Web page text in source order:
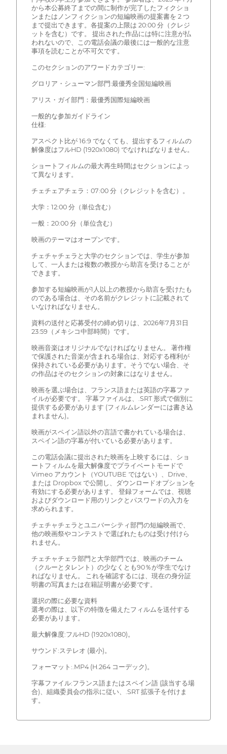
から本公募終了までの間に制作が完了したフィクショ
ンまたはノンフィクションの短編映画の提案書を 2 つ
まで提出できます。各提案の上限は 20:00 分（クレジ
ットを含む）です。 提出された作品には特に注意が払
われないので、この電話会議の最後には一般的な注意
事項を読むことが不可欠です。
このセクションのアワードカテゴリー:
グロリア・シューマン部門:最優秀全国短編映画
アリス・ガイ部門：最優秀国際短編映画
一般的な参加ガイドライン
仕様:
アスペクト比が 16:9 でなくても、提出するフィルムの
解像度はフルHD (1920x1080) でなければなりません。
ショートフィルムの最大再生時間はセクションによっ
て異なります。
チェチェアチェラ：07:00 分（クレジットを含む）。
大学：12:00 分（単位含む）
一般：20:00 分（単位含む）
映画のテーマはオープンです。
チェチャチェラと大学のセクションでは、学生が参加
して、一人または複数の教授から助言を受けることが
できます。
参加する短編映画が1人以上の教授から助言を受けたも
のである場合は、その名前がクレジットに記載されて
いなければなりません。
資料の送付と応募受付の締め切りは、2026年7月31日
23:59（メキシコ中部時間）です。
映画音楽はオリジナルでなければなりません。 著作権
で保護された音楽が含まれる場合は、対応する権利が
保持されている必要があります。そうでない場合、そ
の作品はそのセクションの対象にはなりません。
映画を選ぶ場合は、フランス語または英語の字幕ファ
イルが必要です。 字幕ファイルは、.SRT 形式で個別に
提供する必要があります (フィルムレンダーには書き込
まれません)。
映画がスペイン語以外の言語で書かれている場合は、
スペイン語の字幕が付いている必要があります。
この電話会議に提出された映画を上映するには、ショ
ートフィルムを最大解像度でプライベートモードで
Vimeo アカウント（YOUTUBE ではない）、Drive、
または Dropbox で公開し、ダウンロードオプションを
有効にする必要があります。 登録フォームでは、視聴
およびダウンロード用のリンクとパスワードの入力を
求められます。
チェチャチェラとユニバーシティ部門の短編映画で、
他の映画祭やコンテストで選ばれたものは受け付けら
れません。
チェチャチェラ部門と大学部門では、映画のチーム
（クルーとタレント）の少なくとも90％が学生でなけ
ればなりません。 これを確認するには、現在の身分証
明書の写真または在籍証明書が必要です。
選択の際に必要な資料
選考の際は、以下の特徴を備えたフィルムを送付する
必要があります。
最大解像度:フルHD (1920x1080)。
サウンド:ステレオ (最小)。
フォーマット:.MP4 (H.264 コーデック)。
字幕ファイル:フランス語またはスペイン語 (該当する場
合)、組織委員会の指示に従い、.SRT 拡張子を付けま
す。